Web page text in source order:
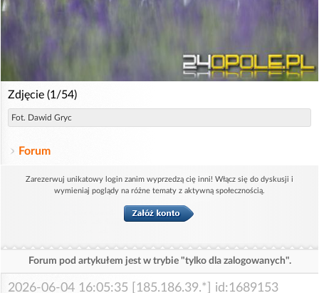
Zdjęcie (1/54)
Fot. Dawid Gryc
Forum
Zarezerwuj unikatowy login zanim wyprzedzą cię inni! Włącz się do dyskusji i
wymieniaj poglądy na różne tematy z aktywną społecznością.
Forum pod artykułem jest w trybie "tylko dla zalogowanych".
2026-06-04 16:05:35 [185.186.39.*] id:1689153